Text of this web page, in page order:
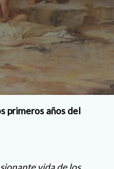
primeros años del